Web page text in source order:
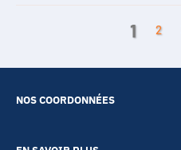
1 2
NOS COORDONNÉES